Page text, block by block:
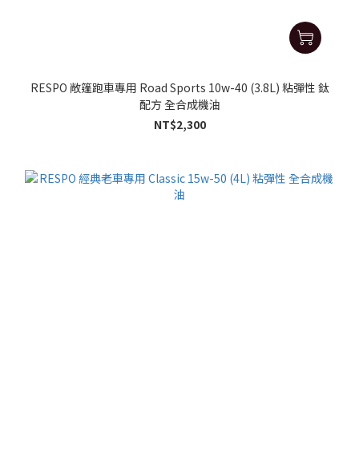
RESPO 敞篷跑車專用 Road Sports 10w-40 (3.8L) 粘彈性 鈦
配方 全合成機油
NT$2,300